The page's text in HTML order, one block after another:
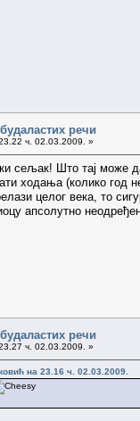
речи
ч. 02.03.2009. »
сељак! Што тај може
ходања (колико год
целог века, то
апсолутно
речи
ч. 02.03.2009. »
на 23.16 ч. 02.03.2009.